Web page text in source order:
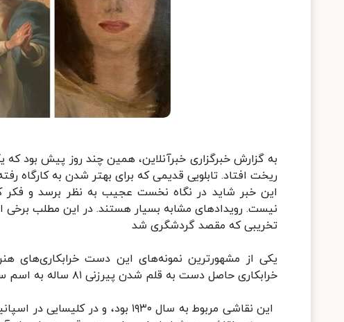
به گزارش خبرگزاری خبرآنلاین، همین چند روز پیش بود
ریخت افتاد. تابلویی قدیمی که برای بهتر شدن به کارگاه
این خبر شاید در نگاه نخست عجیب به نظر برسد و فکر
نیست. رویدادهای مشابه بسیار هستند. در این مطلب
تخریبی که مقصد گردشگری شد
خرابکاری حاصل دست به قلم شدن پیرزنی ۸۱ ساله به اسم سیسیلیا خیمنز بود.
این نقاشی مربوط به سال ۱۹۳۰ بود،